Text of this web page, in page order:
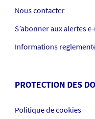
Nous contacter
S’abonner aux alertes
Informations
PROTECTION DES
Politique de cookies